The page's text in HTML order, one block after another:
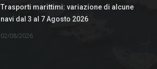
Trasporti marittimi: variazione di alcune
navi dal 3 al 7 Agosto 2026
02/08/2026